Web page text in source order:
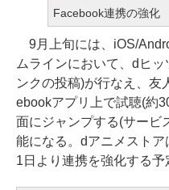
Facebook連携の強化
9月上旬には、iOS/
ムラインにおいて、dヒ
ンクの投稿)が行なえ、友
ebookアプリ上で試聴(約
面にジャンプする(サービ
能になる。dアニメスト
1日より連携を強化する予